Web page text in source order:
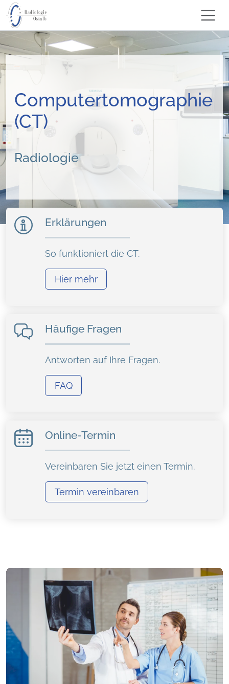
Computertomographie
(CT)
Radiologie
Erklärungen
So funktioniert die CT.
Hier mehr
Häufige Fragen
Antworten auf Ihre Fragen.
FAQ
Online-Termin
Vereinbaren Sie jetzt einen Termin.
Termin vereinbaren